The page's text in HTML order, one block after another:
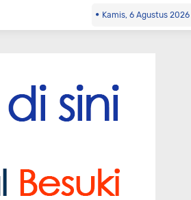
Kamis, 6 Agustus 2026